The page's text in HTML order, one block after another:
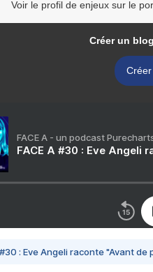
Voir le profil de enjeux sur le
Créer un
FACE A - un podcast
FACE A #30 : Eve Angeli
#30 : Eve Angeli raconte "Avant de